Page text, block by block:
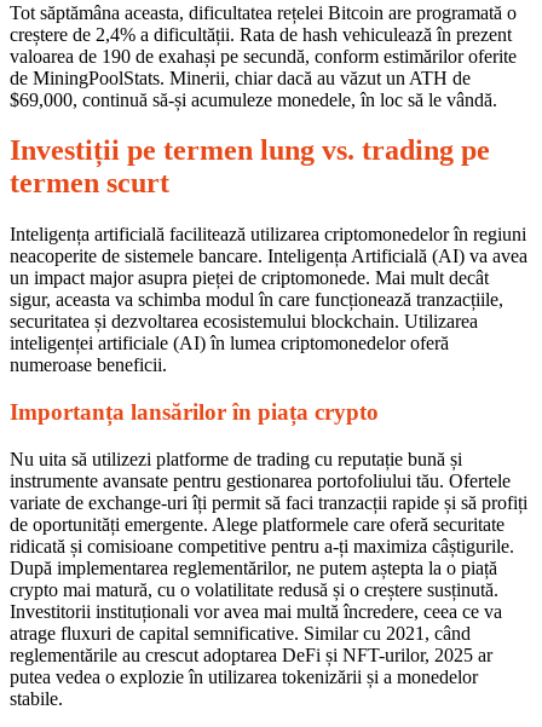
No
Comments
Analiza
Când
momentul
ideal
pentru
a
investi
în
criptomonede?
Tot săptămâna aceasta, dificultatea rețelei Bitcoin are programată o
creștere de 2,4% a dificultății. Rata de hash vehiculează în prezent
valoarea de 190 de exahași pe secundă, conform estimărilor oferite
de MiningPoolStats. Minerii, chiar dacă au văzut un ATH de
$69,000, continuă să-și acumuleze monedele, în loc să le vândă.
Investiții pe termen lung vs. trading pe
termen scurt
Inteligența artificială facilitează utilizarea criptomonedelor în regiuni
neacoperite de sistemele bancare. Inteligența Artificială (AI) va avea
un impact major asupra pieței de criptomonede. Mai mult decât
sigur, aceasta va schimba modul în care funcționează tranzacțiile,
securitatea și dezvoltarea ecosistemului blockchain. Utilizarea
inteligenței artificiale (AI) în lumea criptomonedelor oferă
numeroase beneficii.
Importanța lansărilor în piața crypto
Nu uita să utilizezi platforme de trading cu reputație bună și
instrumente avansate pentru gestionarea portofoliului tău. Ofertele
variate de exchange-uri îți permit să faci tranzacții rapide și să profiți
de oportunități emergente. Alege platformele care oferă securitate
ridicată și comisioane competitive pentru a-ți maximiza câștigurile.
După implementarea reglementărilor, ne putem aștepta la o piață
crypto mai matură, cu o volatilitate redusă și o creștere susținută.
Investitorii instituționali vor avea mai multă încredere, ceea ce va
atrage fluxuri de capital semnificative. Similar cu 2021, când
reglementările au crescut adoptarea DeFi și NFT-urilor, 2025 ar
putea vedea o explozie în utilizarea tokenizării și a monedelor
stabile.